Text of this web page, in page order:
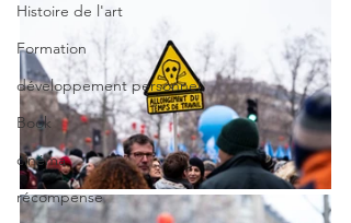
Histoire de l'art
Formation
développement personnel
Book
cinéma
récompense